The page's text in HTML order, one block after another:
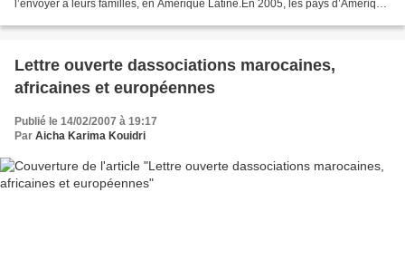
l’envoyer à leurs familles, en Amérique Latine.En 2005, les pays d’Amérique
Lettre ouverte dassociations marocaines,
africaines et européennes
Publié le 14/02/2007 à 19:17
Par Aicha Karima Kouidri